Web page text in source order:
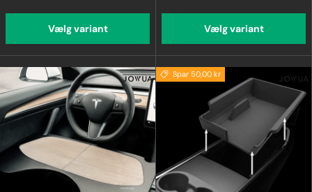
Vælg variant Vælg variant
Spar 50,00 kr